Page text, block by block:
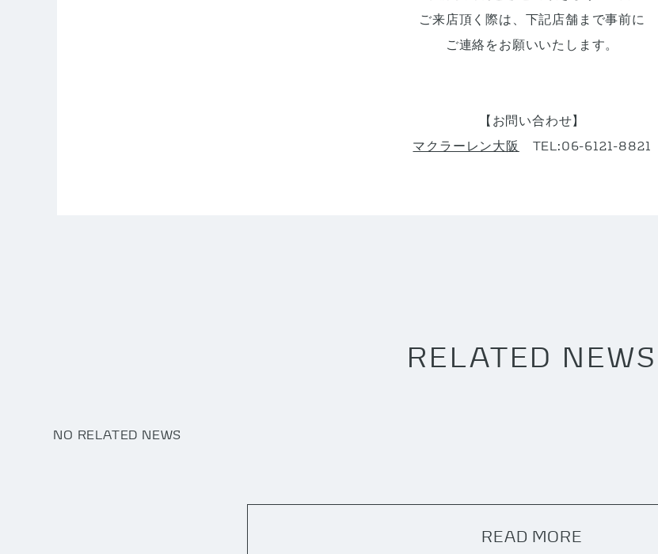
ご来店頂く際は、下記店舗まで事前に
ご連絡をお願いいたします。
【お問い合わせ】
マクラーレン大阪
TEL:06-6121-8821
RELATED NEWS
NO RELATED NEWS
READ MORE